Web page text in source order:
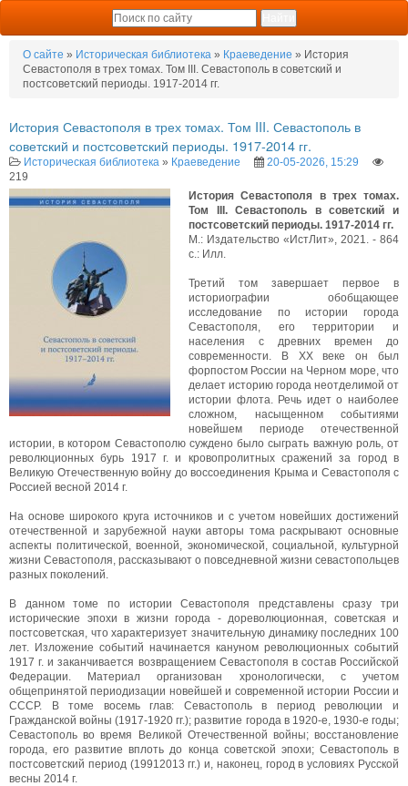
О сайте » Историческая библиотека » Краеведение » История
Севастополя в трех томах. Том III. Севастополь в советский и
постсоветский периоды. 1917-2014 гг.
История Севастополя в трех томах. Том III. Севастополь в
советский и постсоветский периоды. 1917-2014 гг.
Историческая библиотека » Краеведение
20-05-2026, 15:29
219
История Севастополя в трех томах.
Том III. Севастополь в советский и
постсоветский периоды. 1917-2014 гг.
М.: Издательство «ИстЛит», 2021. - 864
с.: Илл.
Третий том завершает первое в
историографии обобщающее
исследование по истории города
Севастополя, его территории и
населения с древних времен до
современности. В XX веке он был
форпостом России на Черном море, что
делает историю города неотделимой от
истории флота. Речь идет о наиболее
сложном, насыщенном событиями
новейшем периоде отечественной
истории, в котором Севастополю суждено было сыграть важную роль, от
революционных бурь 1917 г. и кровопролитных сражений за город в
Великую Отечественную войну до воссоединения Крыма и Севастополя с
Россией весной 2014 г.
На основе широкого круга источников и с учетом новейших достижений
отечественной и зарубежной науки авторы тома раскрывают основные
аспекты политической, военной, экономической, социальной, культурной
жизни Севастополя, рассказывают о повседневной жизни севастопольцев
разных поколений.
В данном томе по истории Севастополя представлены сразу три
исторические эпохи в жизни города - дореволюционная, советская и
постсоветская, что характеризует значительную динамику последних 100
лет. Изложение событий начинается кануном революционных событий
1917 г. и заканчивается возвращением Севастополя в состав Российской
Федерации. Материал организован хронологически, с учетом
общепринятой периодизации новейшей и современной истории России и
СССР. В томе восемь глав: Севастополь в период революции и
Гражданской войны (1917-1920 гг.); развитие города в 1920-е, 1930-е годы;
Севастополь во время Великой Отечественной войны; восстановление
города, его развитие вплоть до конца советской эпохи; Севастополь в
постсоветский период (19912013 гг.) и, наконец, город в условиях Русской
весны 2014 г.